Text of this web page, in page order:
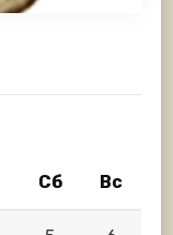
Сб Вс